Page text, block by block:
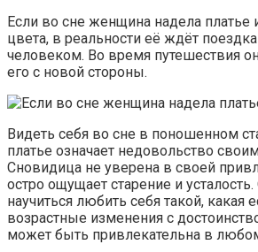
Если во сне женщина надела платье
цвета, в реальности её ждёт
человеком. Во время путешествия
его с новой стороны.
Видеть себя во сне в поношенном
платье означает недовольство
Сновидица не уверена в своей
остро ощущает старение и
научиться любить себя такой, какая
возрастные изменения с
может быть привлекательна в